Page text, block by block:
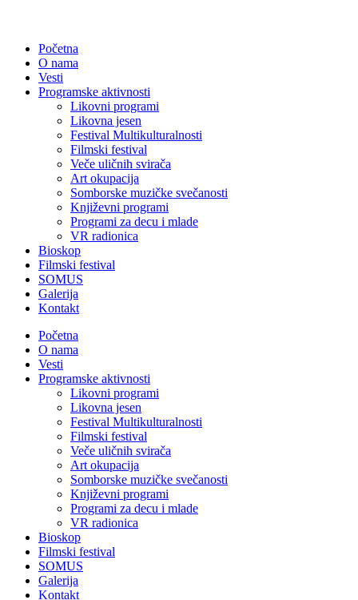
Početna
O nama
Vesti
Programske aktivnosti
Likovni programi
Likovna jesen
Festival Multikulturalnosti
Filmski festival
Veče uličnih svirača
Art okupacija
Somborske muzičke svečanosti
Književni programi
Programi za decu i mlade
VR radionica
Bioskop
Filmski festival
SOMUS
Galerija
Kontakt
Početna
O nama
Vesti
Programske aktivnosti
Likovni programi
Likovna jesen
Festival Multikulturalnosti
Filmski festival
Veče uličnih svirača
Art okupacija
Somborske muzičke svečanosti
Književni programi
Programi za decu i mlade
VR radionica
Bioskop
Filmski festival
SOMUS
Galerija
Kontakt